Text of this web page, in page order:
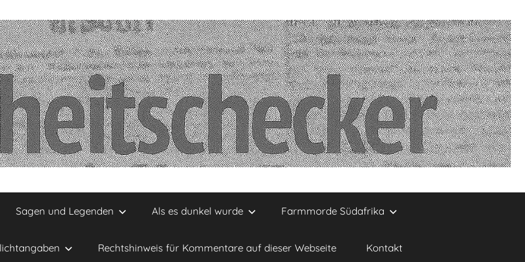
Sagen und Legenden Als es dunkel wurde Farmmorde Südafrika
Rechtshinweis für Kommentare auf dieser Webseite Kontakt